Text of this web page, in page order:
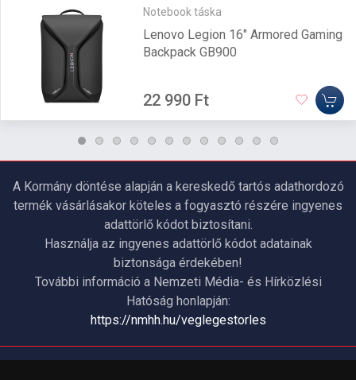
Notebook táska
Lenovo Legion 16" Armored Gaming
Backpack GB900
22 990 Ft
A Kormány döntése alapján a kereskedő tartós adathordozó
termék vásárlásakor köteles a fogyasztó részére ingyenes
adattörlő kódot biztosítani.
Használja az ingyenes adattörlő kódot adatainak
biztonsága érdekében!
További információ a Nemzeti Média- és Hírközlési
Hatóság honlapján:
https://nmhh.hu/veglegestorles